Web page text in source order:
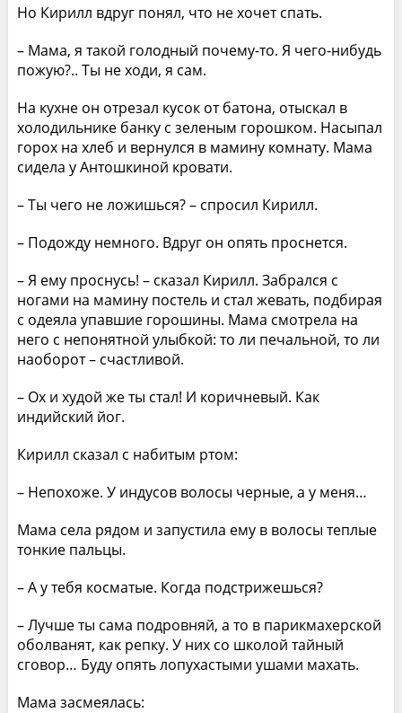
Но Кирилл вдруг понял, что не хочет спать.
– Мама, я такой голодный почему-то. Я чего-нибудь
пожую?.. Ты не ходи, я сам.
На кухне он отрезал кусок от батона, отыскал в
холодильнике банку с зеленым горошком. Насыпал
горох на хлеб и вернулся в мамину комнату. Мама
сидела у Антошкиной кровати.
– Ты чего не ложишься? – спросил Кирилл.
– Подожду немного. Вдруг он опять проснется.
– Я ему проснусь! – сказал Кирилл. Забрался с
ногами на мамину постель и стал жевать, подбирая
с одеяла упавшие горошины. Мама смотрела на
него с непонятной улыбкой: то ли печальной, то ли
наоборот – счастливой.
– Ох и худой же ты стал! И коричневый. Как
индийский йог.
Кирилл сказал с набитым ртом:
– Непохоже. У индусов волосы черные, а у меня…
Мама села рядом и запустила ему в волосы теплые
тонкие пальцы.
– А у тебя косматые. Когда подстрижешься?
– Лучше ты сама подровняй, а то в парикмахерской
оболванят, как репку. У них со школой тайный
сговор… Буду опять лопухастыми ушами махать.
Мама засмеялась: